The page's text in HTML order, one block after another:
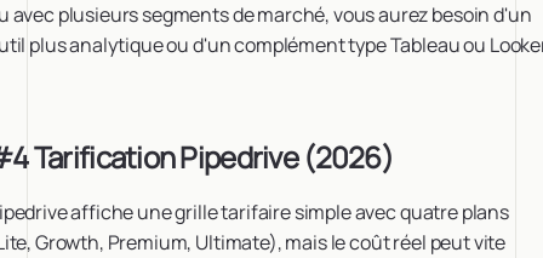
avec plusieurs segments de marché, vous aurez besoin d'un
plus analytique ou d'un complément type Tableau ou
Tarification Pipedrive (2026)
affiche une grille tarifaire simple avec quatre plans
Growth, Premium, Ultimate), mais le coût réel peut vite